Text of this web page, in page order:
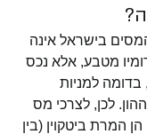
בישראל אינה
מטבע, אלא נכס
בדומה למניות
לכן, לצרכי מס
המרת ביטקוין (בין